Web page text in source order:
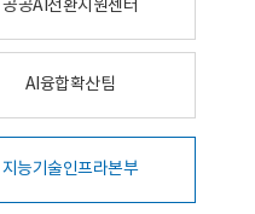
공공AI전환지원센터
AI융합확산팀
지능기술인프라본부